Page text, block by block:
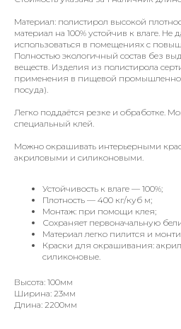
Материал: полистирол высокой
материал на 100% устойчив к влаге. Не
использоваться в помещениях с
Полностью экологичный состав без
веществ. Изделия из полистирола
применения в пищевой
посуда).
Легко поддаётся резке и обработке.
специальный клей.
Можно окрашивать интерьерными
акриловыми и силиконовыми.
Устойчивость к влаге — 100%;
Плотность — 400 кг/куб м;
Монтаж: при помощи клея;
Сохраняет первоначальную
Материал легко пилится и
Краски для окрашивания:
силиконовые.
Высота: 100мм
Ширина: 23мм
Длина: 2200мм